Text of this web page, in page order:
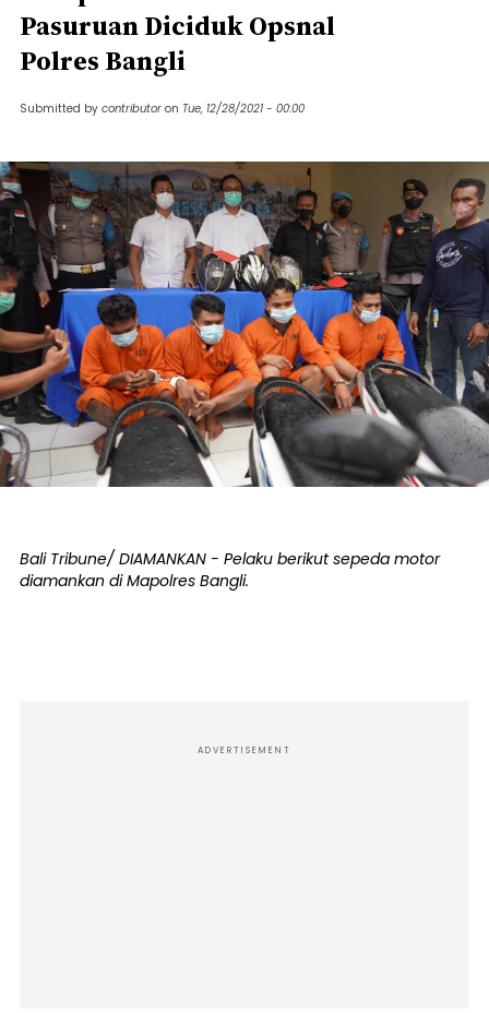
Pasuruan Diciduk Opsnal
Polres Bangli
Submitted by contributor on Tue, 12/28/2021 - 00:00
Bali Tribune/ DIAMANKAN - Pelaku berikut sepeda motor
diamankan di Mapolres Bangli.
ADVERTISEMENT